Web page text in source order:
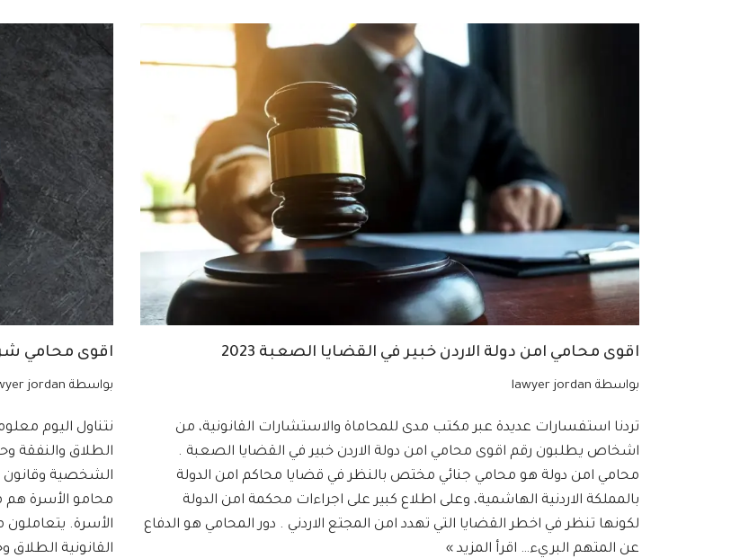
اقوى محامي امن دولة الاردن خبير في القضايا الصعبة 2023
بواسطة lawyer jordan
تردنا استفسارات عديدة عبر مكتب مدى للمحاماة والاستشارات القانونية، من
اشخاص يطلبون رقم اقوى محامي امن دولة الاردن خبير في القضايا الصعبة .
محامي امن دولة هو محامي جنائي مختص بالنظر في قضايا محاكم امن الدولة
بالمملكة الاردنية الهاشمية، وعلى اطلاع كبير على اجراءات محكمة امن الدولة
لكونها تنظر في اخطر القضايا التي تهدد امن المجتع الاردني . دور المحامي هو الدفاع
عن المتهم البريء… اقرأ المزيد »
اقوى محامي
بواسطة jordan
نتناول اليوم
الطلاق والنفقة
الشخصية وقانون
محامو الأسرة هم
الأسرة. يتعاملون
القانونية